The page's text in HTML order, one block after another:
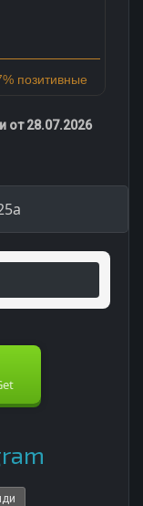
позитивные
от 28.07.2026